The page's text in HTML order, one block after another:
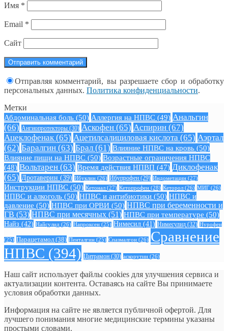
Имя *
Email *
Сайт
Отправляя комментарий, вы разрешаете сбор и обработку
персональных данных. Политика конфиденциальности.
Метки
Абдоминальная боль (50) Аллергия на НПВС (49) Анальгин
(66) Ангиопротекторы (30) Аскофен (65) Аспирин (67)
Ацеклофенак (65) Ацетилсалициловая кислота (65) Аэртал
(62) Баралгин (63) Брал (61) Влияние НПВС на кровь (50)
Влияние пищи на НПВС (50) Возрастные ограничения НПВС
(48) Вольтарен (63) Время действия НПВП (47) Диклофенак
(65) Дротаверин (39) Ибуклин (26) Ибупрофен (29) Индометацин (27)
Инструкции НПВС (50) Кетонал (27) Кетопрофен (28) Кеторол (26) МИГ (26)
НПВС и алкоголь (50) НПВС и антибиотики (50) НПВС и
давление (50) НПВС при ОРВИ (50) НПВС при беременности и
ГВ (53) НПВС при месячных (51) НПВС при температуре (50)
Найз (42) Найсулид (26) Напроксен (25) Нимесил (41) Нимесулид (32) Нурофен
(25) Парацетамол (38) Пенталгин (25) Спазмалгон (26) Сравнение
НПВС (394) Цитрамон (30) аскорутин (26)
Наш сайт использует файлы cookies для улучшения сервиса и
актуализации контента. Оставаясь на сайте Вы принимаете
условия обработки данных.
Информация на сайте не является публичной офертой. Для
лучшего понимания многие медицинские термины указаны
простыми словами.